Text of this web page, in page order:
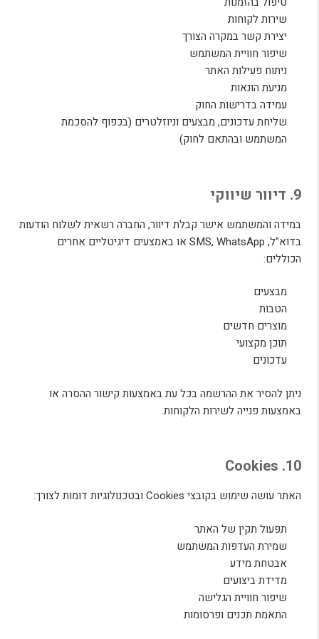
שירות לקוחות
יצירת קשר במקרה הצורך
שיפור חוויית המשתמש
ניתוח פעילות האתר
מניעת הונאות
עמידה בדרישות החוק
שליחת עדכונים, מבצעים וניוזלטרים (בכפוף להסכמת
המשתמש ובהתאם לחוק)
9. דיוור שיווקי
במידה והמשתמש אישר קבלת דיוור, החברה רשאית לשלוח הודעות
בדוא"ל, SMS, WhatsApp או באמצעים דיגיטליים אחרים
הכוללים:
מבצעים
הטבות
מוצרים חדשים
תוכן מקצועי
עדכונים
ניתן להסיר את ההרשמה בכל עת באמצעות קישור ההסרה או
באמצעות פנייה לשירות הלקוחות.
10. Cookies
האתר עושה שימוש בקובצי Cookies ובטכנולוגיות דומות לצורך:
תפעול תקין של האתר
שמירת העדפות המשתמש
אבטחת מידע
מדידת ביצועים
שיפור חוויית הגלישה
התאמת תכנים ופרסומות